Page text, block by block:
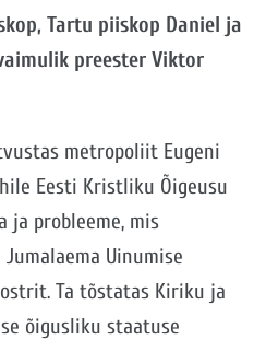
Tartu piiskop Daniel ja
preester Viktor
metropoliit Eugeni
Eesti Kristliku Õigeusu
ja probleeme, mis
Uinumise
Ta tõstatas Kiriku ja
õigusliku staatuse